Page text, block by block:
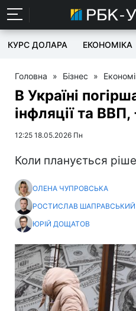
КУРС ДОЛАРА ЕКОНОМІКА
Головна » Бізнес »
В Україні
інфляції та
12:25 18.05.2026 Пн
Коли планується
ОЛЕНА ЧУПРОВСЬКА
РОСТИСЛАВ ШАПРАВСЬКИЙ
ЮРІЙ ДОЩАТОВ